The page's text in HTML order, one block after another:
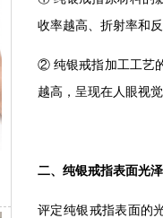
收率越高、折射率和
② 纯银戒指加工工艺
越高，呈现在人眼视
二、纯银戒指表面光
评定纯银戒指表面的